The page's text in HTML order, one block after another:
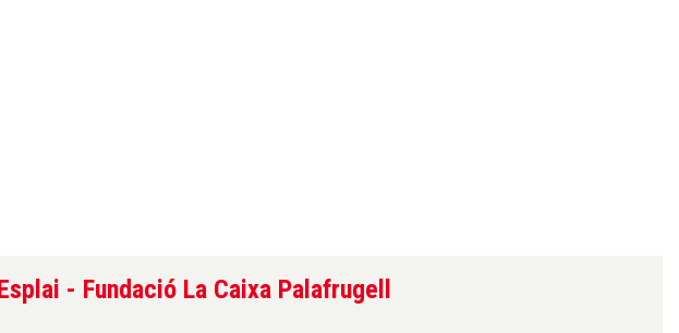
- Fundació La Caixa Palafrugell